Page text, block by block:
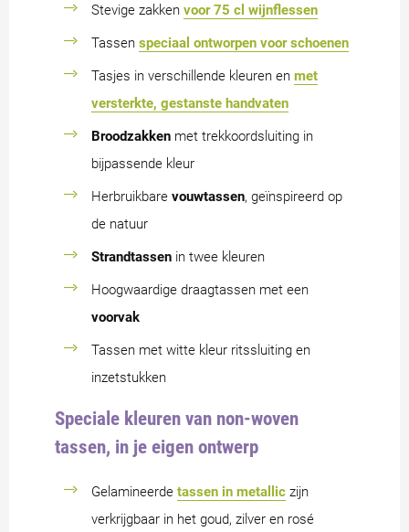
Stevige zakken voor 75 cl wijnflessen
Tassen speciaal ontworpen voor schoenen
Tasjes in verschillende kleuren en met
versterkte, gestanste handvaten
Broodzakken met trekkoordsluiting in
bijpassende kleur
Herbruikbare vouwtassen, geïnspireerd op
de natuur
Strandtassen in twee kleuren
Hoogwaardige draagtassen met een
voorvak
Tassen met witte kleur ritssluiting en
inzetstukken
Speciale kleuren van non-woven
tassen, in je eigen ontwerp
Gelamineerde tassen in metallic zijn
verkrijgbaar in het goud, zilver en rosé